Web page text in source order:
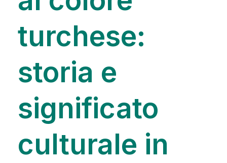
turchese:
storia e
significato
culturale in